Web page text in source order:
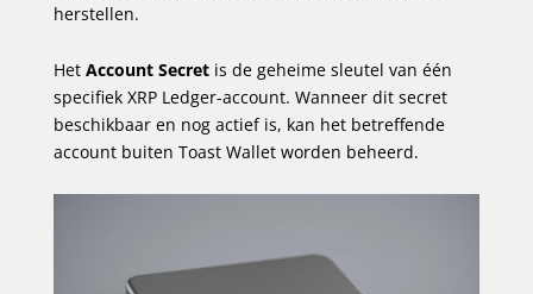
herstellen.
Het Account Secretis de geheime sleutel van één
specifiek XRP Ledger-account. Wanneer dit secret
beschikbaar en nog actief is, kan het betreffende
account buiten Toast Wallet worden beheerd.